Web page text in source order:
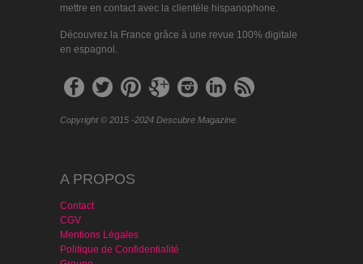
mettre en contact avec la clientèle hispanophone.
Découvrez la France grâce à une revue 100% digitale
en espagnol.
Copyright © 2015 -2024 Descubre Magazine.
A PROPOS
Contact
CGV
Mentions Légales
Politique de Confidentialité